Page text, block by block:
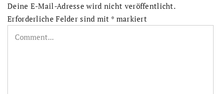
Deine E-Mail-Adresse wird nicht veröffentlicht.
Erforderliche Felder sind mit * markiert